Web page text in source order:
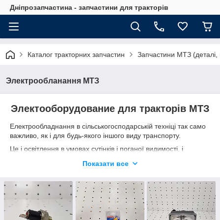
Дніпрозапчастина - запчастини для тракторів
Каталог тракторних запчастин Запчастини МТЗ (деталі,
Электрообланання МТЗ
Электооборудование для тракторів МТЗ
Електрообладнання в сільськогосподарській техніці так само
важливо, як і для будь-якого іншого виду транспорту.
Це і освітлення в умовах сутінків і поганої видимості, і
взагалі повноцінна робота трактора, включаючи пуск двигуна.
Звичайно, моделі МТЗ не обладнані електричними
склопідйомниками, але і в них досить вузлів, які можуть
вимагати періодичної заміни.
Тут важливо правильно підібрати нові елементи, які будуть
Показати все